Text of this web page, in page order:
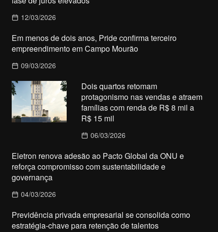
12/03/2026
Em menos de dois anos, Pride confirma terceiro
empreendimento em Campo Mourão
09/03/2026
Dois quartos retomam
protagonismo nas vendas e atraem
famílias com renda de R$ 8 mil a
R$ 15 mil
06/03/2026
Eletron renova adesão ao Pacto Global da ONU e
reforça compromisso com sustentabilidade e
governança
04/03/2026
Previdência privada empresarial se consolida como
estratégia-chave para retenção de talentos